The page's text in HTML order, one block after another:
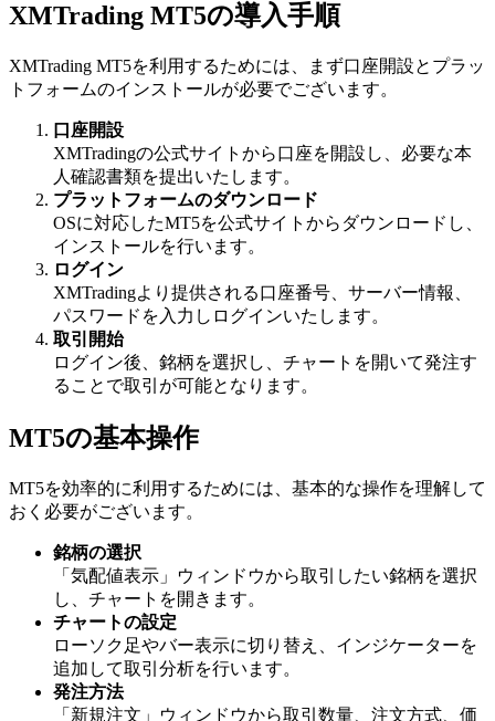
XMTrading MT5の導入手順
XMTrading MT5を利用するためには、まず口座開設とプラッ
トフォームのインストールが必要でございます。
口座開設
XMTradingの公式サイトから口座を開設し、必要な本
人確認書類を提出いたします。
プラットフォームのダウンロード
OSに対応したMT5を公式サイトからダウンロードし、
インストールを行います。
ログイン
XMTradingより提供される口座番号、サーバー情報、
パスワードを入力しログインいたします。
取引開始
ログイン後、銘柄を選択し、チャートを開いて発注す
ることで取引が可能となります。
MT5の基本操作
MT5を効率的に利用するためには、基本的な操作を理解して
おく必要がございます。
銘柄の選択
「気配値表示」ウィンドウから取引したい銘柄を選択
し、チャートを開きます。
チャートの設定
ローソク足やバー表示に切り替え、インジケーターを
追加して取引分析を行います。
発注方法
「新規注文」ウィンドウから取引数量、注文方式、価